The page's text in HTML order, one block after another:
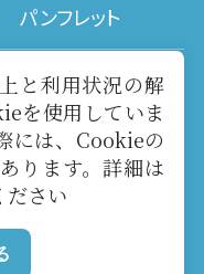
パンフレット
動画ギャラリー
サイトについて
お問い合わせ
と利用状況の解
を使用していま
には、Cookieの
ります。詳細は
ださい